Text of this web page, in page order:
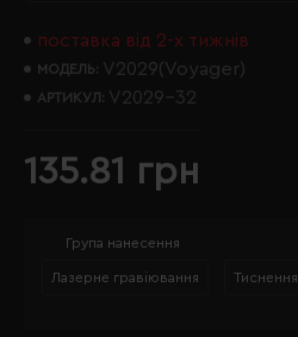
поставка від 2-х тижнів
МОДЕЛЬ: V2029(Voyager)
АРТИКУЛ: V2029-32
135.81 грн
Група нанесення
Лазерне гравіювання Тиснення